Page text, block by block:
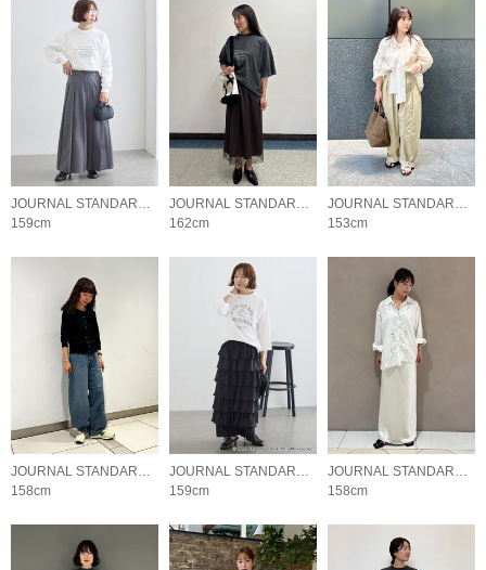
JOURNAL STANDARD L'ESSAGE
159cm
JOURNAL STANDARD L'ESSAGE
162cm
JOURNAL STANDARD L'ESSAGE
153cm
158cm
159cm
158cm